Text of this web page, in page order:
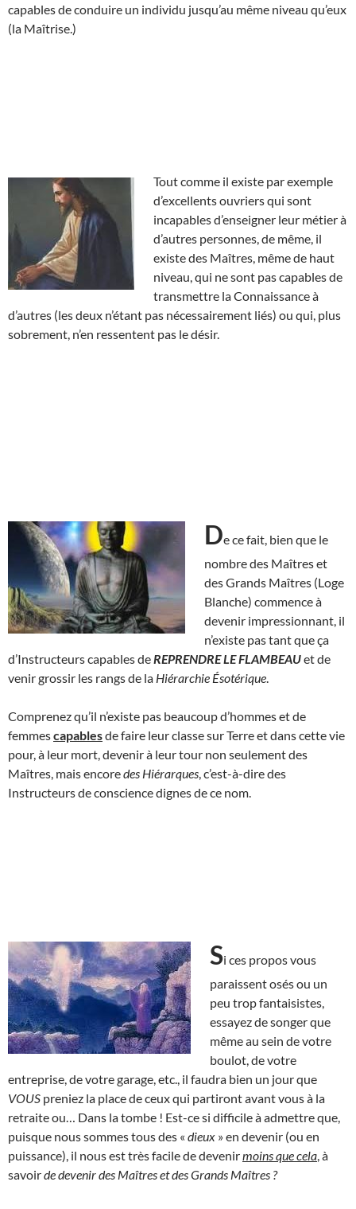
capables de conduire un individu jusqu’au même niveau qu’eux
(la Maîtrise.)
Tout comme il existe par exemple
d’excellents ouvriers qui sont
incapables d’enseigner leur métier à
d’autres personnes, de même, il
existe des Maîtres, même de haut
niveau, qui ne sont pas capables de
transmettre la Connaissance à
d’autres (les deux n’étant pas nécessairement liés) ou qui, plus
sobrement, n’en ressentent pas le désir.
De ce fait, bien que le
nombre des Maîtres et
des Grands Maîtres (Loge
Blanche) commence à
devenir impressionnant, il
n’existe pas tant que ça
d’Instructeurs capables de REPRENDRE LE FLAMBEAUet de
venir grossir les rangs de la Hiérarchie Ésotérique
Comprenez qu’il n’existe pas beaucoup d’hommes et de
femmescapablesde faire leur classe sur Terre et dans cette vie
pour, à leur mort, devenir à leur tour non seulement des
Maîtres, mais encoredes Hiérarques , c’est-à-dire des
Instructeurs de conscience dignes de ce nom.
Si ces propos vous
paraissent osés ou un
peu trop fantaisistes,
essayez de songer que
même au sein de votre
boulot, de votre
entreprise, de votre garage, etc., il faudra bien un jour que
VOUS preniez la place de ceux qui partiront avant vous à la
retraite ou… Dans la tombe ! Est-ce si difficile à admettre que,
puisque nous sommes tous des « dieux » en devenir (ou en
puissance), il nous est très facile de devenirmoins que cela , à
savoirde devenir des Maîtres et des Grands Maîtres ?